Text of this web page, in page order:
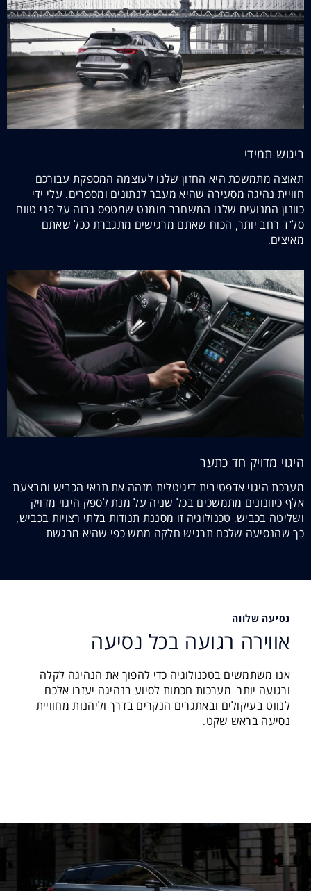
ריגוש תמידי
תאוצה מתמשכת היא החזון שלנו לעוצמה המספקת עבורכם
חוויית נהיגה מסעירה שהיא מעבר לנתונים ומספרים. עלי ידי
כוונון המנועים שלנו המשחרר מומנט שמטפס גבוה על פני טווח
סל"ד רחב יותר, הכוח שאתם מרגישים מתגברת ככל שאתם
מאיצים.
היגוי מדויק חד כתער
מערכת היגוי אדפטיבית דיגיטלית מזהה את תנאי הכביש ומבצעת
אלף כיוונונים מתמשכים בכל שניה על מנת לספק היגוי מדויק
ושליטה בכביש. טכנולוגיה זו מסננת תנודות בלתי רצויות בכביש,
כך שהנסיעה שלכם תרגיש חלקה ממש כפי שהיא מרגשת.
נסיעה שלווה
אווירה רגועה בכל נסיעה
אנו משתמשים בטכנולוגיה כדי להפוך את הנהיגה לקלה
ורגועה יותר. מערכות חכמות לסיוע בנהיגה יעזרו אלכם
לנווט בעיקולים ובאתגרים הנקרים בדרך וליהנות מחוויית
נסיעה בראש שקט.